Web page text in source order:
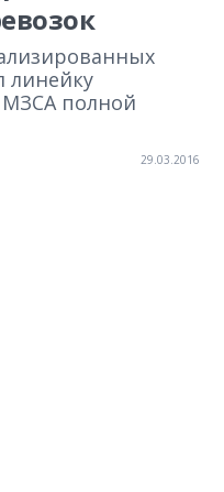
линейку
полной
29.03.2016